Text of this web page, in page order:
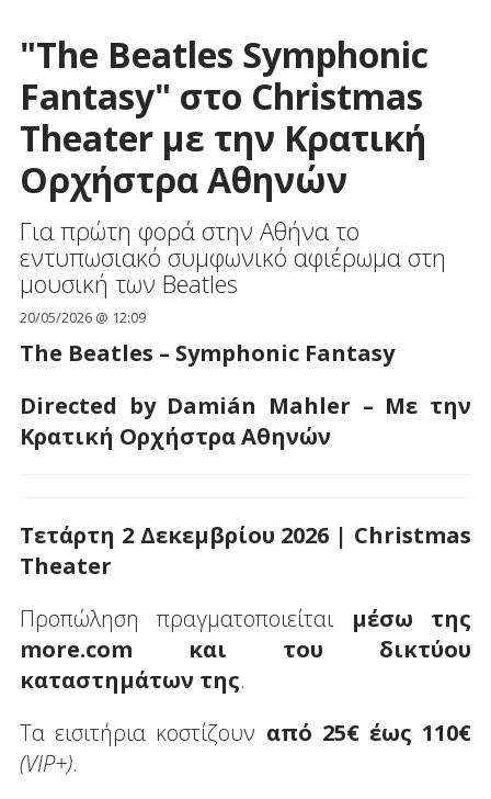
"The Beatles Symphonic
Fantasy" στο Christmas
Theater με την Κρατική
Ορχήστρα Αθηνών
Για πρώτη φορά στην Αθήνα το
εντυπωσιακό συμφωνικό αφιέρωμα στη
μουσική των Beatles
20/05/2026 @ 12:09
The Beatles – Symphonic Fantasy
Directed by Damián Mahler – Με την
Κρατική Ορχήστρα Αθηνών
Τετάρτη 2 Δεκεμβρίου 2026 | Christmas
Theater
Προπώληση πραγματοποιείται μέσω της
more.com και του δικτύου
καταστημάτων της.
Τα εισιτήρια κοστίζουν από 25€ έως 110€
(VIP+).